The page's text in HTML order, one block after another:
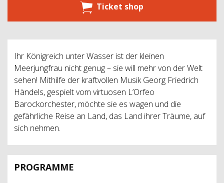
Ticket shop
Ihr Königreich unter Wasser ist der kleinen
Meerjungfrau nicht genug – sie will mehr von der Welt
sehen! Mithilfe der kraftvollen Musik Georg Friedrich
Händels, gespielt vom virtuosen L’Orfeo
Barockorchester, möchte sie es wagen und die
gefährliche Reise an Land, das Land ihrer Träume, auf
sich nehmen.
PROGRAMME